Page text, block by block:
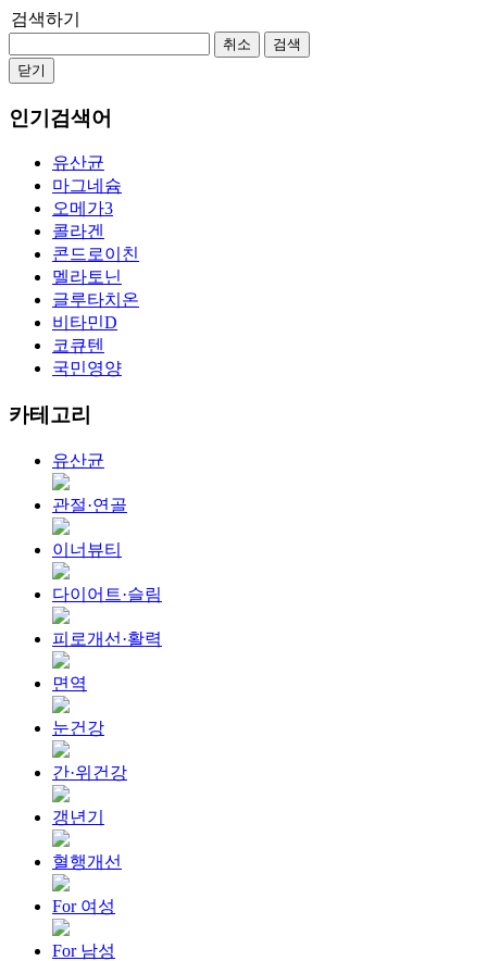
검색하기
취소
검색
닫기
인기검색어
유산균
마그네슘
오메가3
콜라겐
콘드로이친
멜라토닌
글루타치온
비타민D
코큐텐
국민영양
카테고리
유산균
관절·연골
이너뷰티
다이어트·슬림
피로개선·활력
면역
눈건강
간·위건강
갱년기
혈행개선
For 여성
For 남성